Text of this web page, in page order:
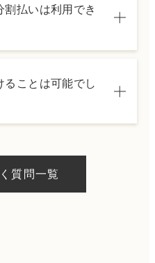
ただくか、カウン
す。
払いは利用でき
。詳細は受付スタッ
。
ことは可能でし
。当日の施術をご
にお気軽にご相談
質問一覧